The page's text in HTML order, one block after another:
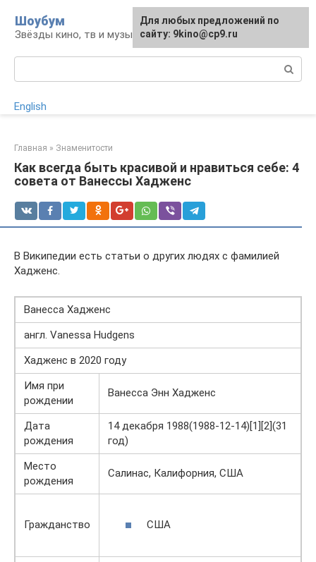
контенту
Шоубум
Звёзды кино, тв и музыки
English
Главная » Знаменитости
Как всегда быть красивой и нравиться себе: 4
совета от Ванессы Хадженс
В Википедии есть статьи о других людях с фамилией
Хадженс.
Ванесса Хадженс
англ. Vanessa Hudgens
Хадженс в 2020 году
Имя при
рождении
Ванесса Энн Хадженс
Дата
рождения
14 декабря 1988(1988-12-14)[1][2](31
год)
Место
рождения
Салинас, Калифорния, США
Гражданство США
Для любых предложений по
сайту: 9kino@cp9.ru